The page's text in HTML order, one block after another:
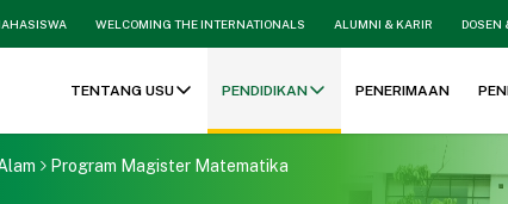
WELCOMING THE INTERNATIONALS ALUMNI & KARIR DOSEN
TENTANG USU PENDIDIKAN PENERIMAAN
Program Magister Matematika